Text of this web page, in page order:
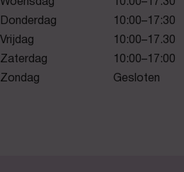
Woensdag
10:00–17:30
Donderdag
10:00–17:30
Vrijdag
10:00–17.30
Zaterdag
10:00–17:00
Zondag
Gesloten